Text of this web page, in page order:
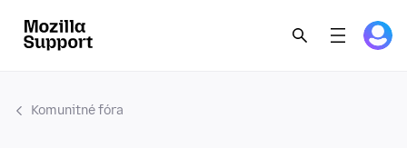
Komunitné fóra